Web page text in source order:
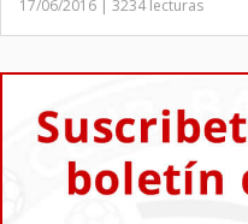
17/06/2016 | 3234 lecturas